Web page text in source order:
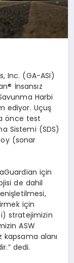
, Inc. (GA-ASI)
® İnsansız
Harbi
ediyor. Uçuş
önce test
Sistemi (SDS)
(sonar
için
de dahil
için
stratejimizin
ASW
kapsama alanı
dedi.